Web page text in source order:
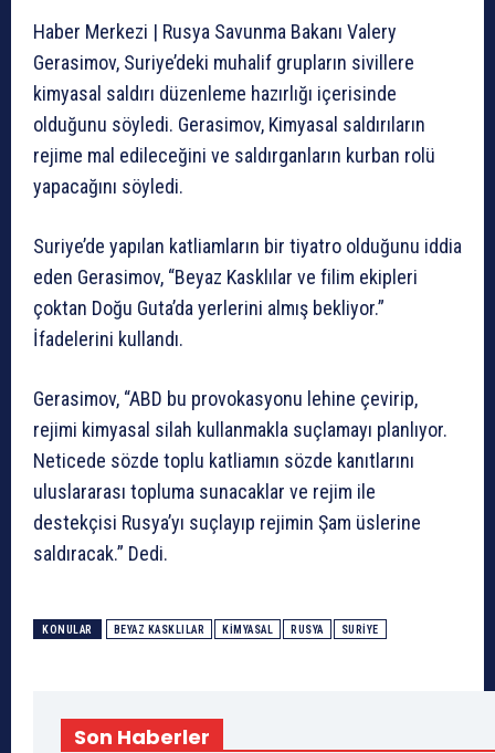
Haber Merkezi | Rusya Savunma Bakanı Valery
Gerasimov, Suriye’deki muhalif grupların sivillere
kimyasal saldırı düzenleme hazırlığı içerisinde
olduğunu söyledi. Gerasimov, Kimyasal saldırıların
rejime mal edileceğini ve saldırganların kurban rolü
yapacağını söyledi.
Suriye’de yapılan katliamların bir tiyatro olduğunu iddia
eden Gerasimov, “Beyaz Kasklılar ve filim ekipleri
çoktan Doğu Guta’da yerlerini almış bekliyor.”
İfadelerini kullandı.
Gerasimov, “ABD bu provokasyonu lehine çevirip,
rejimi kimyasal silah kullanmakla suçlamayı planlıyor.
Neticede sözde toplu katliamın sözde kanıtlarını
uluslararası topluma sunacaklar ve rejim ile
destekçisi Rusya’yı suçlayıp rejimin Şam üslerine
saldıracak.” Dedi.
KONULAR BEYAZ KASKLILAR KIMYASAL RUSYA SURIYE
Son Haberler